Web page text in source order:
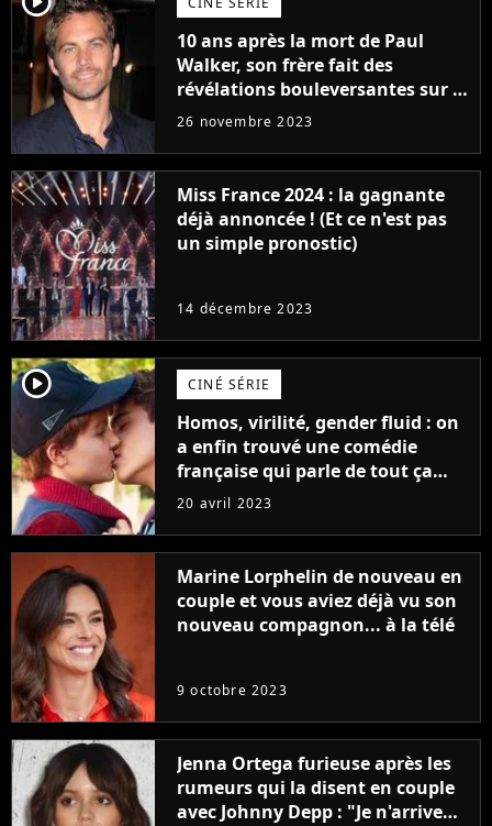
10 ans après la mort de Paul
Walker, son frère fait des
révélations bouleversantes sur la
réaction des acteurs de Fast and
26 novembre 2023
Miss France 2024 : la gagnante
déjà annoncée ! (Et ce n'est pas
un simple pronostic)
14 décembre 2023
player2 CINÉ SÉRIE
Homos, virilité, gender fluid : on
a enfin trouvé une comédie
française qui parle de tout ça
sans être super ringarde
20 avril 2023
Marine Lorphelin de nouveau en
couple et vous aviez déjà vu son
nouveau compagnon... à la télé
9 octobre 2023
Jenna Ortega furieuse après les
rumeurs qui la disent en couple
avec Johnny Depp : "Je n'arrive